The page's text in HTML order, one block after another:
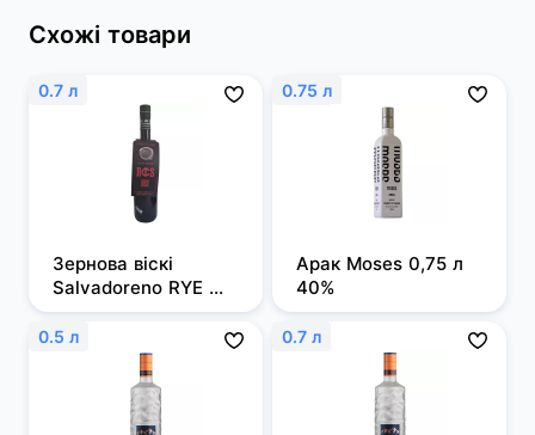
Схожі товари
0.7 л
Зернова віскі
Salvadoreno RYE
0,7л 50%
0.75 л
Арак Moses 0,75 л
40%
0.5 л 0.7 л